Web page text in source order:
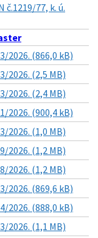
č.1219/77, k. ú.
2026. (866,0 kB)
2026. (2,5 MB)
2026. (2,4 MB)
2026. (900,4 kB)
2026. (1,0 MB)
2026. (1,2 MB)
2026. (1,2 MB)
2026. (869,6 kB)
2026. (888,0 kB)
2026. (1,1 MB)